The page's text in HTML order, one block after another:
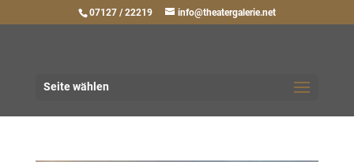
07127 / 22219 info@theatergalerie.net
Seite wählen